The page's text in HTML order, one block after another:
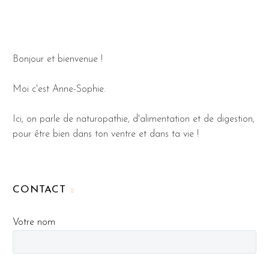
Bonjour et bienvenue !
Moi c'est Anne-Sophie.
Ici, on parle de naturopathie, d'alimentation et de digestion,
pour être bien dans ton ventre et dans ta vie !
CONTACT
Votre nom